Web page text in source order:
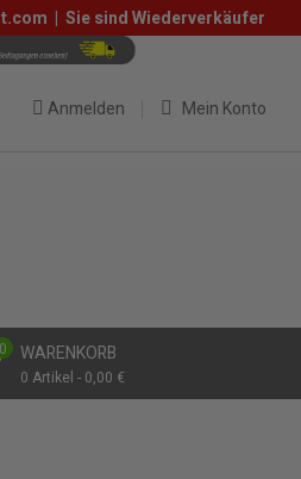
| Sie sind Wiederverkäufer
Mein Konto
Anmelden
WARENKORB
0 Artikel - 0,00 €
0